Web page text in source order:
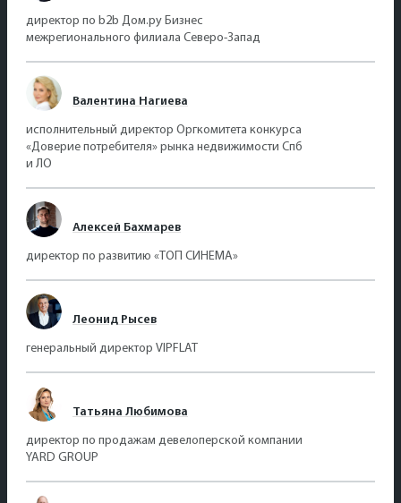
директор по b2b Дом.ру Бизнес
межрегионального филиала Северо-Запад
Валентина Нагиева
исполнительный директор Оргкомитета конкурса
«Доверие потребителя» рынка недвижимости Спб
и ЛО
Алексей Бахмарев
директор по развитию «ТОП СИНЕМА»
Леонид Рысев
генеральный директор VIPFLAT
Татьяна Любимова
директор по продажам девелоперской компании
YARD GROUP